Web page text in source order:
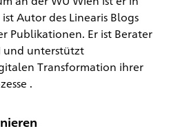
Autor des Linearis Blogs
Publikationen. Er ist Berater
und unterstützt
Transformation ihrer
.